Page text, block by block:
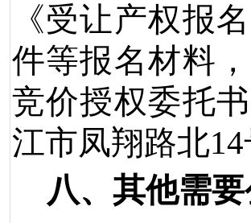
《受让产权报
件等报名材料
竞价授权委托
江市凤翔路北14
八、其他需